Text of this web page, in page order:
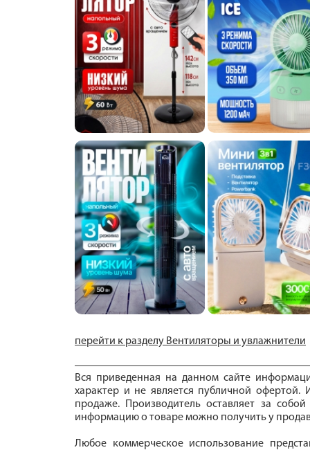
перейти к разделу Вентиляторы и увлажнители
Вся приведенная на данном сайте
характер и не является публичной офертой.
продаже. Производитель оставляет за
информацию о товаре можно получить у
Любое коммерческое использование